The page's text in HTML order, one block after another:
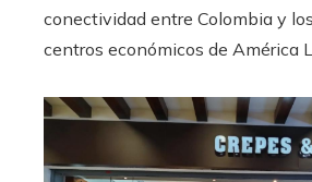
conectividad entre Colombia y
centros económicos de América